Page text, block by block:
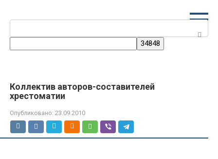
Коллектив авторов-составителей
хрестоматии
Опубликовано: 23.09.2010